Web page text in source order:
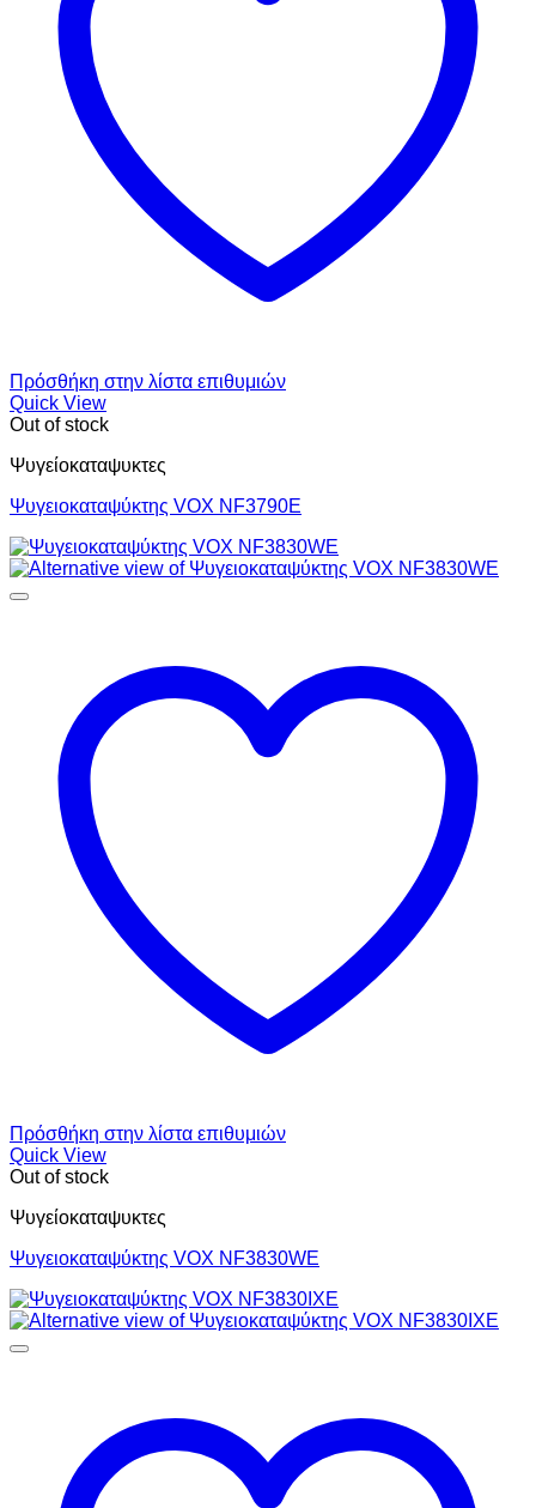
Πρόσθήκη στην λίστα επιθυμιών
Quick View
Out of stock
Ψυγείοκαταψυκτες
Ψυγειοκαταψύκτης VOX NF3790E
Πρόσθήκη στην λίστα επιθυμιών
Quick View
Out of stock
Ψυγείοκαταψυκτες
Ψυγειοκαταψύκτης VOX NF3830WE